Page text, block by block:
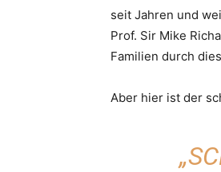
seit Jahren und
Prof. Sir Mike
Familien durch
Aber hier ist der